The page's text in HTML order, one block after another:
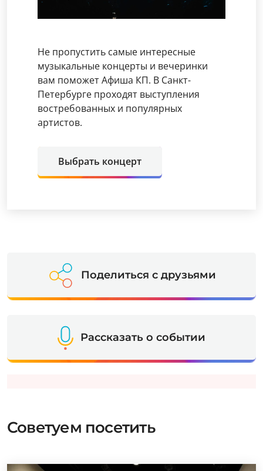
Не пропустить самые интересные
музыкальные концерты и вечеринки
вам поможет Афиша КП. В Санкт-
Петербурге проходят выступления
востребованных и популярных
артистов.
Выбрать концерт
Поделиться с друзьями
Рассказать о событии
Советуем посетить